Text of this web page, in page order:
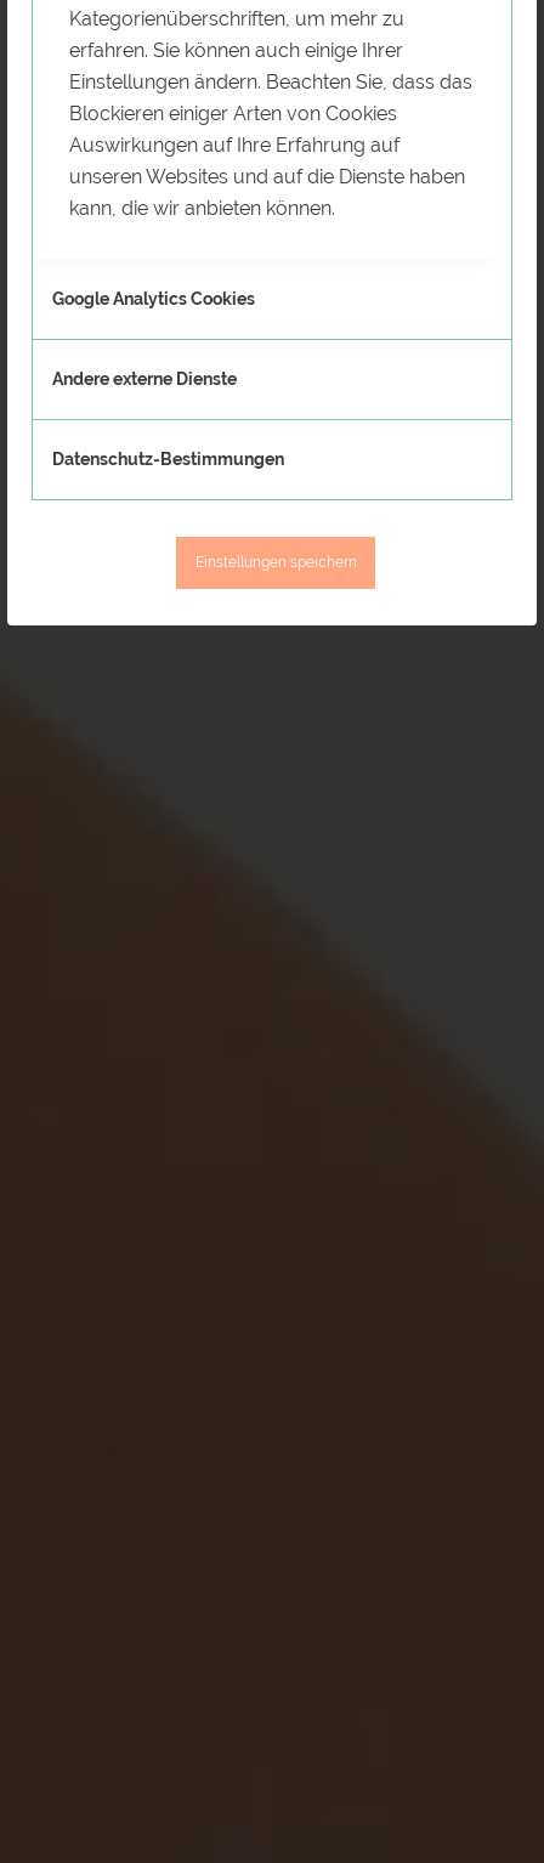
Kategorienüberschriften, um mehr zu
erfahren. Sie können auch einige Ihrer
Einstellungen ändern. Beachten Sie, dass das
Blockieren einiger Arten von Cookies
Auswirkungen auf Ihre Erfahrung auf
unseren Websites und auf die Dienste haben
kann, die wir anbieten können.
Google Analytics Cookies
Andere externe Dienste
Datenschutz-Bestimmungen
Einstellungen speichern